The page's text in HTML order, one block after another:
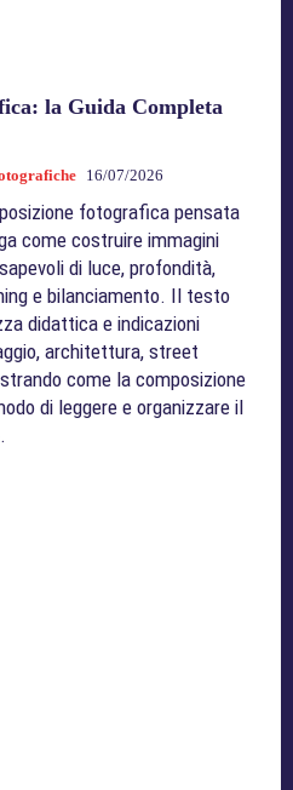
la Guida Completa
16/07/2026
fotografica pensata
come costruire immagini
di luce, profondità,
e bilanciamento. Il testo
didattica e indicazioni
architettura, street
come la composizione
di leggere e organizzare il